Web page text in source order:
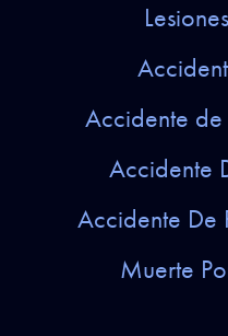
Accidente
Accidente
Accidente De
Muerte